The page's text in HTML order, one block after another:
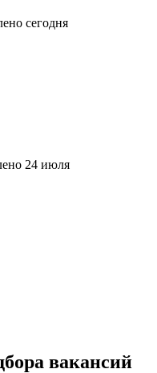
сегодня
24 июля
вакансий